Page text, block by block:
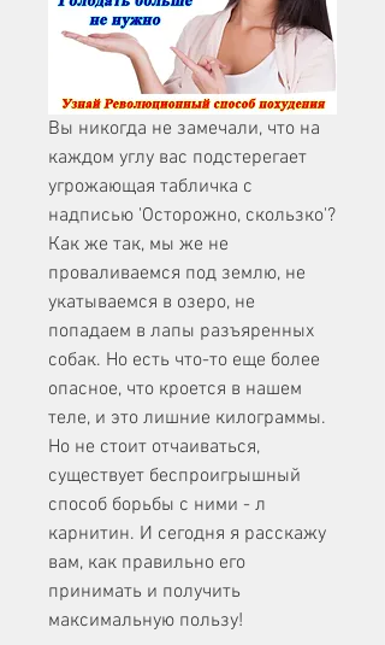
Вы никогда не замечали, что на
каждом углу вас подстерегает
угрожающая табличка с
надписью 'Осторожно, скользко'?
Как же так, мы же не
проваливаемся под землю, не
укатываемся в озеро, не
попадаем в лапы разъяренных
собак. Но есть что-то еще более
опасное, что кроется в нашем
теле, и это лишние килограммы.
Но не стоит отчаиваться,
существует беспроигрышный
способ борьбы с ними - л
карнитин. И сегодня я расскажу
вам, как правильно его
принимать и получить
максимальную пользу!